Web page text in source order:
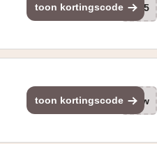
toon kortingscode of5
toon kortingscode Fkw